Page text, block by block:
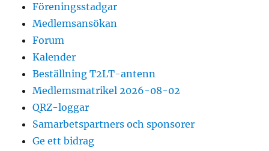
Föreningsstadgar
Medlemsansökan
Forum
Kalender
Beställning T2LT-antenn
Medlemsmatrikel 2026-08-02
QRZ-loggar
Samarbetspartners och sponsorer
Ge ett bidrag